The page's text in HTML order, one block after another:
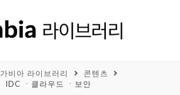
가비아 라이브러리
콘텐츠
IDC ㆍ클라우드 ㆍ보안